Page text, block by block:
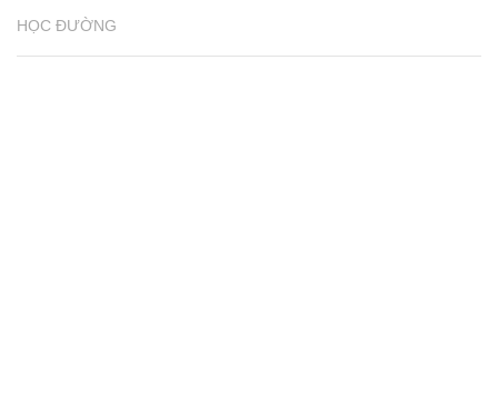
HỌC ĐƯỜNG